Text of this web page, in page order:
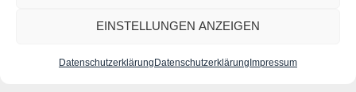
EINSTELLUNGEN ANZEIGEN
DatenschutzerklärungDatenschutzerklärungImpressum
Kontakt & Helfe
Kontakt